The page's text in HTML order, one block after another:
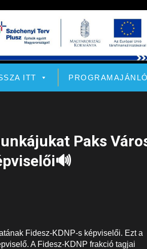
ITT PROGRAMAJÁNLÓ
Paks
Fidesz-KDNP-s képviselői. Ezt a
A Fidesz-KDNP frakció tagjai